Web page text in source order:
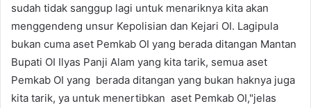
sudah tidak sanggup lagi untuk menariknya kita akan
menggendeng unsur Kepolisian dan Kejari OI. Lagipula
bukan cuma aset Pemkab OI yang berada ditangan Mantan
Bupati OI Ilyas Panji Alam yang kita tarik, semua aset
Pemkab OI yang berada ditangan yang bukan haknya juga
kita tarik, ya untuk menertibkan aset Pemkab OI,"jelas